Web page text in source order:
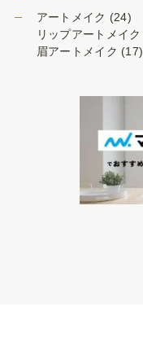
アートメイク (24)
リップアートメイク
眉アートメイク (17)